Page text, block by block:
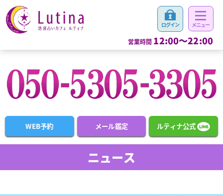
営業時間 12:00～22:00
WEB予約 メール鑑定 ルティナ公式
ニュース